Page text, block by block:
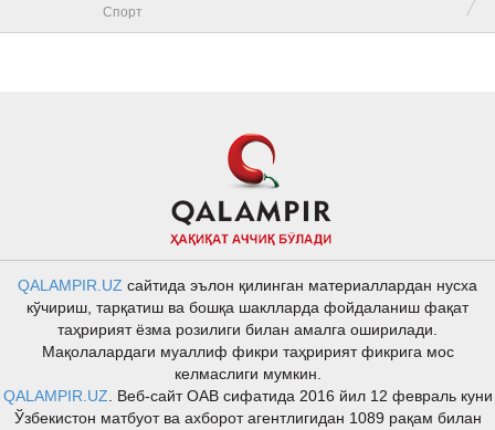
Спорт
QALAMPIR.UZ сайтида эълон қилинган материаллардан нусха
кўчириш, тарқатиш ва бошқа шаклларда фойдаланиш фақат
таҳририят ёзма розилиги билан амалга оширилади.
Мақолалардаги муаллиф фикри таҳририят фикрига мос
келмаслиги мумкин.
QALAMPIR.UZ . Веб-сайт ОАВ сифатида 2016 йил 12 февраль куни
Ўзбекистон матбуот ва ахборот агентлигидан 1089 рақам билан